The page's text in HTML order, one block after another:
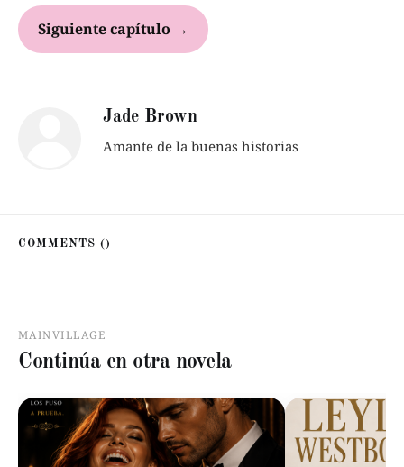
Siguiente capítulo →
Jade Brown
Amante de la buenas historias
COMMENTS ()
MAINVILLAGE
Continúa en otra novela